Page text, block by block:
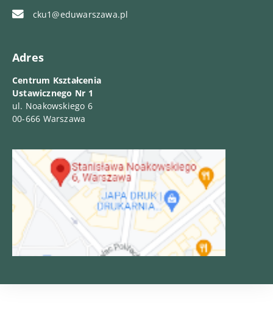
cku1@eduwarszawa.pl
Adres
Centrum Kształcenia
Ustawicznego Nr 1
ul. Noakowskiego 6
00-666 Warszawa